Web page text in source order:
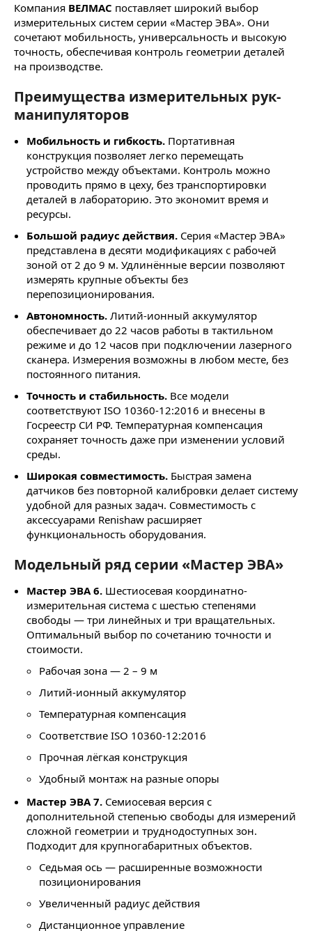
Компания ВЕЛМАС поставляет широкий выбор
измерительных систем серии «Мастер ЭВА». Они
сочетают мобильность, универсальность и высокую
точность, обеспечивая контроль геометрии деталей
на производстве.
Преимущества измерительных рук-
манипуляторов
Мобильность и гибкость. Портативная
конструкция позволяет легко перемещать
устройство между объектами. Контроль можно
проводить прямо в цеху, без транспортировки
деталей в лабораторию. Это экономит время и
ресурсы.
Большой радиус действия. Серия «Мастер ЭВА»
представлена в десяти модификациях с рабочей
зоной от 2 до 9 м. Удлинённые версии позволяют
измерять крупные объекты без
перепозиционирования.
Автономность. Литий-ионный аккумулятор
обеспечивает до 22 часов работы в тактильном
режиме и до 12 часов при подключении лазерного
сканера. Измерения возможны в любом месте, без
постоянного питания.
Точность и стабильность. Все модели
соответствуют ISO 10360-12:2016 и внесены в
Госреестр СИ РФ. Температурная компенсация
сохраняет точность даже при изменении условий
среды.
Широкая совместимость. Быстрая замена
датчиков без повторной калибровки делает систему
удобной для разных задач. Совместимость с
аксессуарами Renishaw расширяет
функциональность оборудования.
Модельный ряд серии «Мастер ЭВА»
Мастер ЭВА 6. Шестиосевая координатно-
измерительная система с шестью степенями
свободы — три линейных и три вращательных.
Оптимальный выбор по сочетанию точности и
стоимости.
Рабочая зона — 2 – 9 м
Литий-ионный аккумулятор
Температурная компенсация
Соответствие ISO 10360-12:2016
Прочная лёгкая конструкция
Удобный монтаж на разные опоры
Мастер ЭВА 7. Семиосевая версия с
дополнительной степенью свободы для измерений
сложной геометрии и труднодоступных зон.
Подходит для крупногабаритных объектов.
Седьмая ось — расширенные возможности
позиционирования
Увеличенный радиус действия
Дистанционное управление